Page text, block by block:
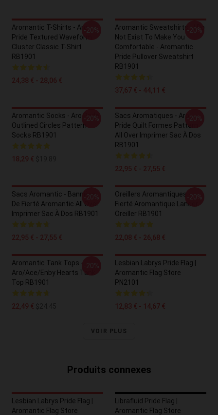
Aromantic T-Shirts - Aro
Pride Textured Waveform
Cluster Classic T-Shirt
RB1901
24,38 € - 28,06 €
-20%
Aromantic Sweatshirts - I Do
Not Exist To Make You
Comfortable - Aromantic
Pride Pullover Sweatshirt
RB1901
37,67 € - 44,11 €
-20%
Aromantic Socks - Aro Pride
Outlined Circles Pattern
Socks RB1901
18,29 €
-20%
Sacs Aromatiques - Aro
Pride Quilt Formes Pattern
All Over Imprimer Sac À Dos
RB1901
22,95 € - 27,55 €
-20%
Sacs Aromantic - Bannière
De Fierté Aromantic All Over
Imprimer Sac À Dos RB1901
22,95 € - 27,55 €
-20%
Oreillers Aromantiques -
Fierté Aromantique Lancer
Oreiller RB1901
22,08 € - 26,68 €
-20%
Aromantic Tank Tops -
Aro/ace/enby Hearts Tank
Top RB1901
22,49 €
-20%
Lesbian Labrys Pride Flag |
Aromantic Flag Store
PN2101
12,83 € - 14,67 €
VOIR PLUS
Produits connexes
Lesbian Labrys Pride Flag |
Aromantic Flag Store
Librafluid Pride Flag |
Aromantic Flag Store